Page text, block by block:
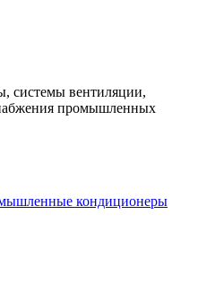
системы вентиляции,
промышленных
кондиционеры